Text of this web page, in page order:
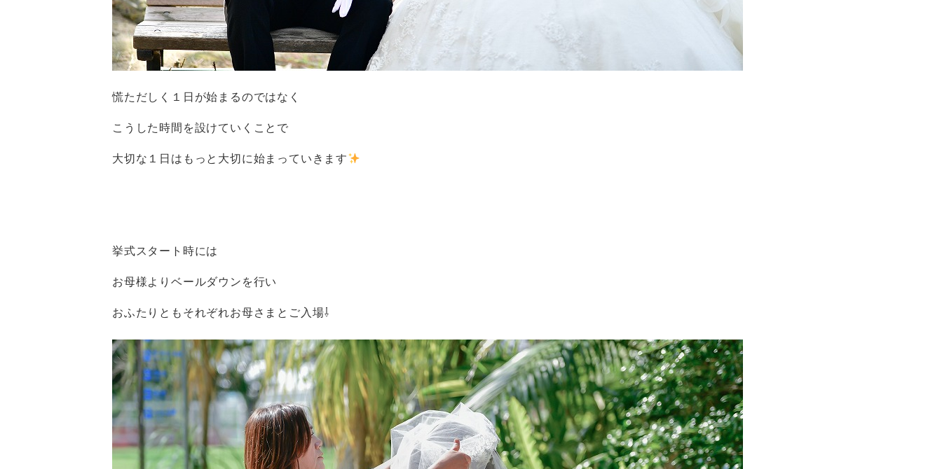
慌ただしく１日が始まるのではなく
こうした時間を設けていくことで
大切な１日はもっと大切に始まっていきます
挙式スタート時には
お母様よりベールダウンを行い
おふたりともそれぞれお母さまとご入場⇩